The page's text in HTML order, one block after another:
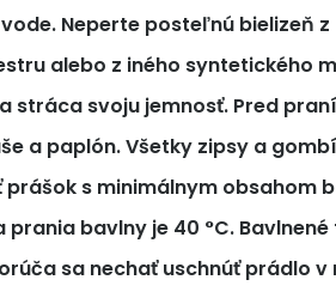
Neperte posteľnú bielizeň
alebo z iného syntetického
stráca svoju jemnosť. Pred
a paplón. Všetky zipsy a
prášok s minimálnym obsahom
bavlny je 40 °C. Bavlnené
sa nechať uschnúť prádlo